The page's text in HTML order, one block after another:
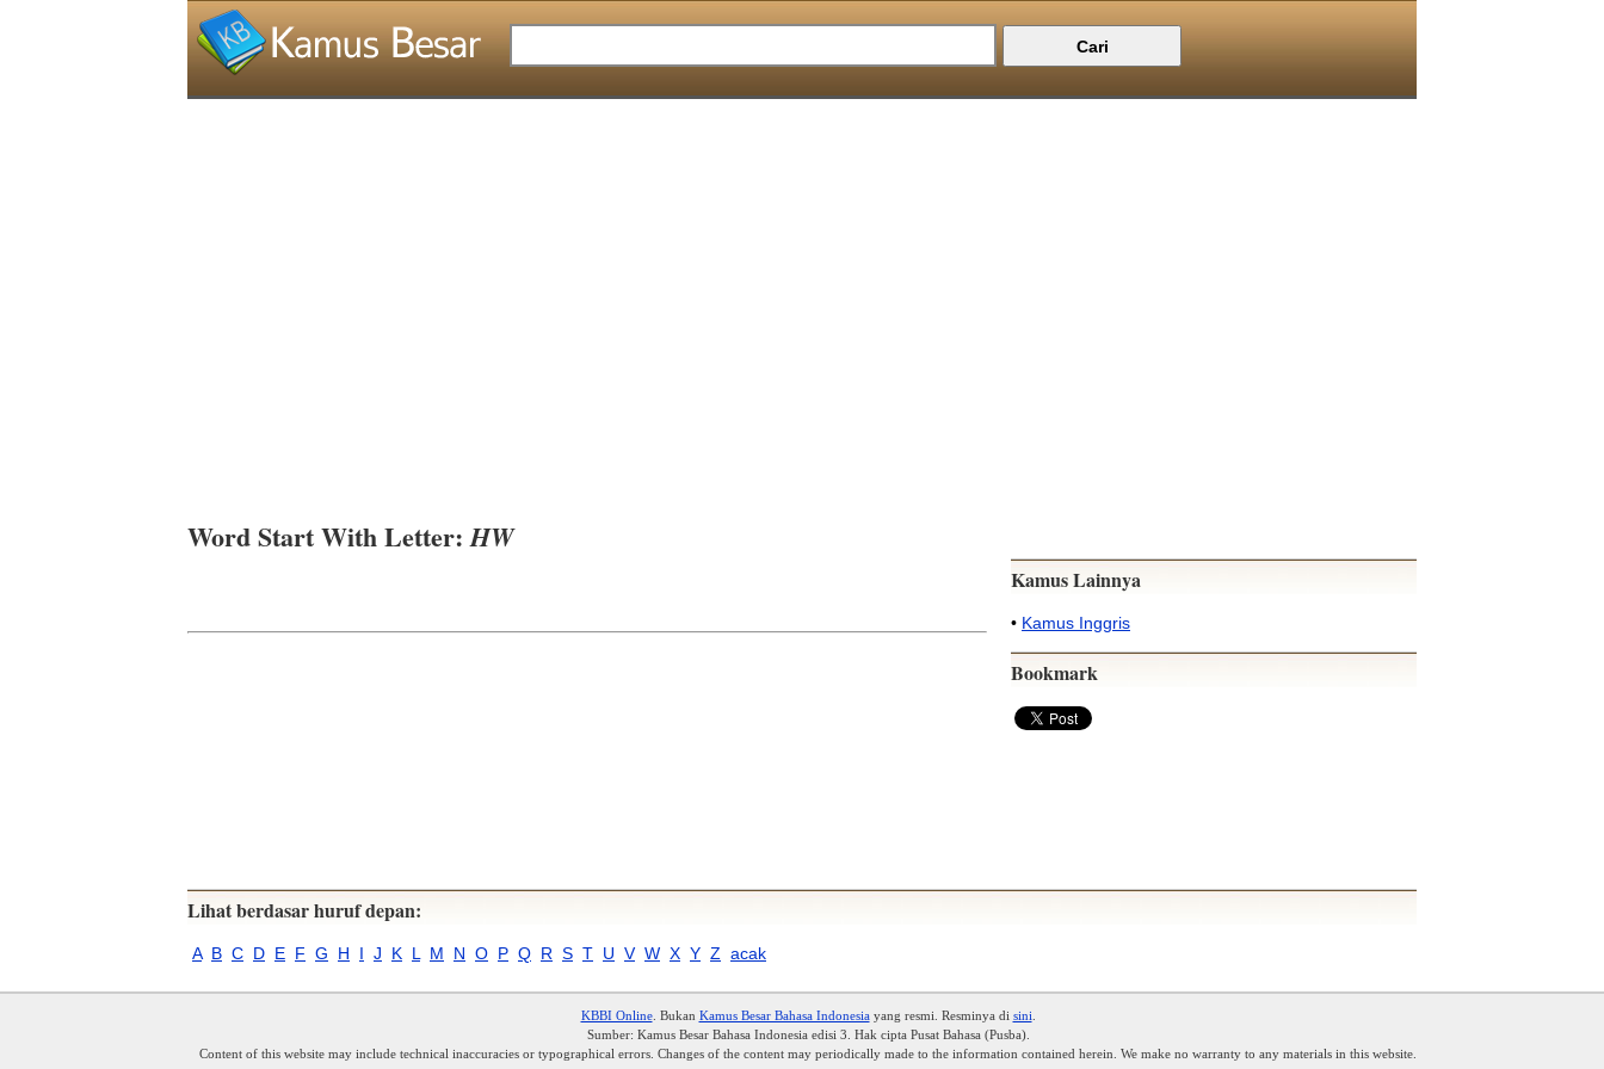
Word Start With Letter:HW
Kamus Lainnya
• Kamus Inggris
Bookmark
Lihat berdasar huruf depan:
A B C D E F G H I J K L M N O P Q R S T U V W X Y Z acak
KBBI Online. Bukan Kamus Besar Bahasa Indonesiayang resmi. Resminya di sini
Sumber: Kamus Besar Bahasa Indonesia edisi 3. Hak cipta Pusat Bahasa (Pusba).
Content of this website may include technical inaccuracies or typographical errors. Changes of the content may periodically made to the information contained herein. We make no warranty to any materials in this website.